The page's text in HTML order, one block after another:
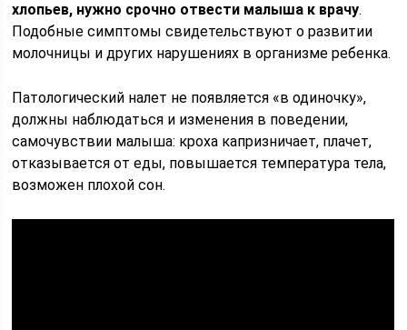
хлопьев, нужно срочно отвести малыша к врачу.
Подобные симптомы свидетельствуют о развитии
молочницы и других нарушениях в организме ребенка.
Патологический налет не появляется «в одиночку»,
должны наблюдаться и изменения в поведении,
самочувствии малыша: кроха капризничает, плачет,
отказывается от еды, повышается температура тела,
возможен плохой сон.